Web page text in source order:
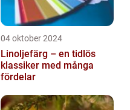
04 oktober 2024
Linoljefärg – en tidlös
klassiker med många
fördelar